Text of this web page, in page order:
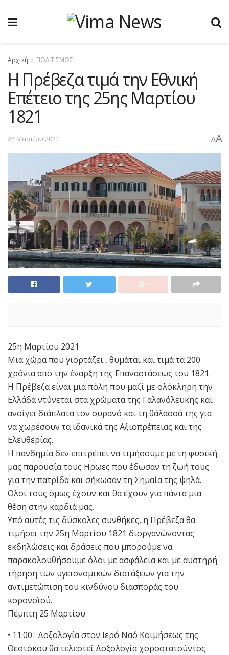
Αρχική ΠΟΛΙΤΙΣΜΟΣ
Η Πρέβεζα τιμά την Εθνική
Επέτειο της 25ης Μαρτίου
1821
24 Μαρτίου 2021 AA
25η Μαρτίου 2021
Μια χώρα που γιορτάζει , θυμάται και τιμά τα 200
χρόνια από την έναρξη της Επαναστάσεως του 1821.
Η Πρέβεζα είναι μια πόλη που μαζί με ολόκληρη την
Ελλάδα ντύνεται στα χρώματα της Γαλανόλευκης και
ανοίγει διάπλατα τον ουρανό και τη θάλασσά της για
να χωρέσουν τα ιδανικά της Αξιοπρέπειας και της
Ελευθερίας.
Η πανδημία δεν επιτρέπει να τιμήσουμε με τη φυσική
μας παρουσία τους Ηρωες που έδωσαν τη ζωή τους
για την πατρίδα και σήκωσαν τη Σημαία της ψηλά.
Ολοι τους όμως έχουν και θα έχουν για πάντα μια
θέση στην καρδιά μας.
Υπό αυτές τις δύσκολες συνθήκες, η Πρέβεζα θα
τιμήσει την 25η Μαρτίου 1821 διοργανώνοντας
εκδηλώσεις και δράσεις που μπορούμε να
παρακολουθήσουμε όλοι με ασφάλεια και με αυστηρή
τήρηση των υγειονομικών διατάξεων για την
αντιμετώπιση του κινδύνου διασποράς του
κορονοϊού.
Πέμπτη 25 Μαρτίου
• 11.00 : Δοξολογία στον Ιερό Ναό Κοιμήσεως της
Θεοτόκου θα τελεστεί Δοξολογία χοροστατούντος